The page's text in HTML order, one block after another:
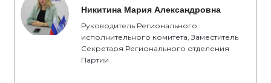
Никитина Мария Александровна
Руководитель Регионального
исполнительного комитета, Заместитель
Секретаря Регионального отделения
Партии